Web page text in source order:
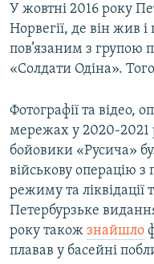
У жовтні 2016 року
Норвегії, де він жив
пов’язаним з групою
«Солдати Одіна».
Фотографії та відео,
мережах у 2020-2021
бойовики «Русича»
військову операцію
режиму та ліквідації
Петербурзьке
року також знайшло
плавав у басейні